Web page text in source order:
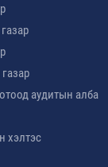
аудитын алба
хэлтэс